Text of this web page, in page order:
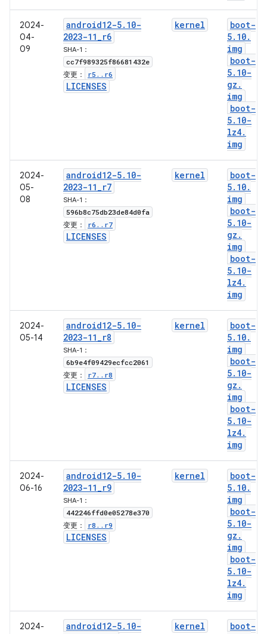
2024-
04-
09
android12-5. 10-
2023-11_r6
SHA-1：
cc7f989325f86681432e
变更： r5 . . r6
LICENSES
kernel
boot-
5. 10.
img
boot-
5. 10-
gz .
img
boot-
5. 10-
lz4.
img
2024-
05-
08
android12-5. 10-
2023-11_r7
SHA-1：
596b8c75db23de84d0fa
变更： r6 . . r7
LICENSES
kernel
boot-
5. 10.
img
boot-
5. 10-
gz .
img
boot-
5. 10-
lz4.
img
2024-
05-14
android12-5. 10-
2023-11_r8
SHA-1：
6b9e4f09429ecfcc2061
变更： r7. . r8
LICENSES
kernel
boot-
5. 10.
img
boot-
5. 10-
gz .
img
boot-
5. 10-
lz4.
img
2024-
06-16
android12-5. 10-
2023-11_r9
SHA-1：
442246ffd0e05278e370
变更： r8 . . r9
LICENSES
kernel
boot-
5. 10.
img
boot-
5. 10-
gz .
img
boot-
5. 10-
lz4.
img
2024-
android12-5. 10-
kernel
boot-